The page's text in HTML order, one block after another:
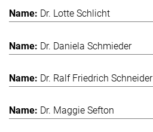
Dr. Lotte Schlicht
Dr. Daniela Schmieder
Dr. Ralf Friedrich Schneider
Dr. Maggie Sefton